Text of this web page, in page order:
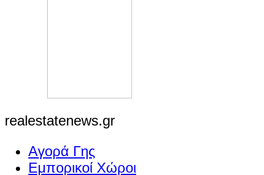
realestatenews.gr
Αγορά Γης
Εμπορικοί Χώροι